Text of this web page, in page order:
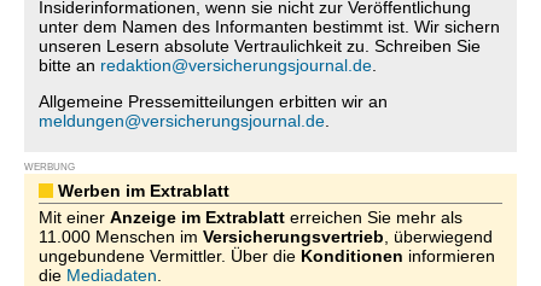
Insiderinformationen, wenn sie nicht zur Veröffentlichung
unter dem Namen des Informanten bestimmt ist. Wir sichern
unseren Lesern absolute Vertraulichkeit zu. Schreiben Sie
bitte an redaktion@versicherungsjournal.de
Allgemeine Pressemitteilungen erbitten wir an
meldungen@versicherungsjournal.de
WERBUNG
Werben im Extrablatt
Mit einer Anzeige im Extrablatt erreichen Sie mehr als
11.000 Menschen im Versicherungsvertrieb , überwiegend
ungebundene Vermittler. Über die Konditionen informieren
die Mediadaten